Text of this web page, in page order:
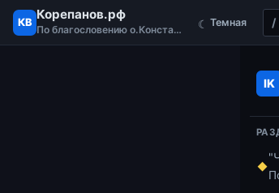
КВ Корепанов.рф
По благословению о.Константина ☾ Темная
IK